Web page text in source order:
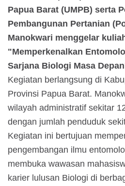
Papua Barat (UMPB) serta
Pembangunan Pertanian
Manokwari menggelar
"Memperkenalkan
Sarjana Biologi Masa
Kegiatan berlangsung di
Provinsi Papua Barat.
wilayah administratif sekitar
dengan jumlah penduduk
Kegiatan ini bertujuan
pengembangan ilmu
membuka wawasan
karier lulusan Biologi di